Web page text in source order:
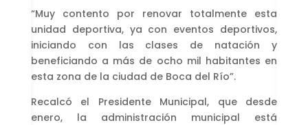
“Muy contento por renovar totalmente esta
unidad deportiva, ya con eventos deportivos,
iniciando con las clases de natación y
beneficiando a más de ocho mil habitantes en
esta zona de la ciudad de Boca del Río”.
Recalcó el Presidente Municipal, que desde
enero, la administración municipal está